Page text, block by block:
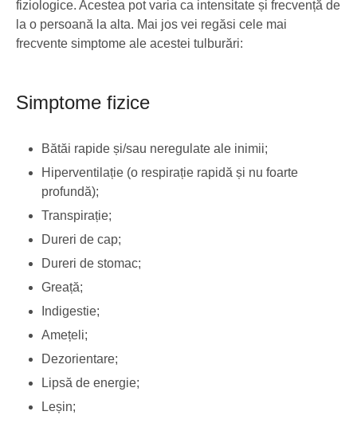
fiziologice. Acestea pot varia ca intensitate și frecvență de
la o persoană la alta. Mai jos vei regăsi cele mai
frecvente simptome ale acestei tulburări:
Simptome fizice
Bătăi rapide și/sau neregulate ale inimii;
Hiperventilație (o respirație rapidă și nu foarte
profundă);
Transpirație;
Dureri de cap;
Dureri de stomac;
Greață;
Indigestie;
Amețeli;
Dezorientare;
Lipsă de energie;
Leșin;